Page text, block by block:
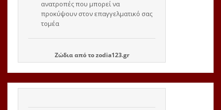
Ζώδιααπό τοzodia123.gr